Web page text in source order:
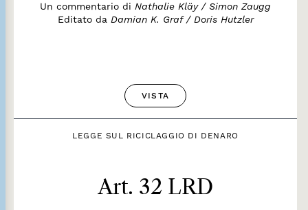
Un commentario di Nathalie Kläy / Simon Zaugg
Editato da Damian K. Graf / Doris Hutzler
VISTA
LEGGE SUL RICICLAGGIO DI DENARO
Art. 32 LRD